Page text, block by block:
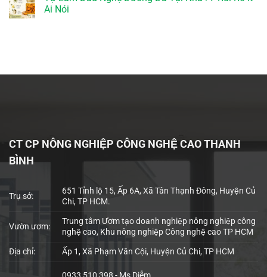
Ai Nói
CT CP NÔNG NGHIỆP CÔNG NGHỆ CAO THANH
BÌNH
Trụ sở:
651 Tỉnh lộ 15, Ấp 6A, Xã Tân Thạnh Đông, Huyện Củ
Chi, TP HCM.
Vườn ươm:
Trung tâm Ươm tạo doanh nghiệp nông nghiệp công
nghệ cao, Khu nông nghiệp Công nghệ cao TP HCM
Địa chỉ: Ấp 1, Xã Phạm Văn Cội, Huyện Củ Chi, TP HCM